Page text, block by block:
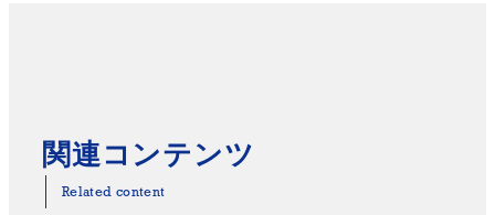
関連コンテンツ
Related content